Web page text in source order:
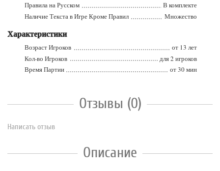
Правила на Русском
В комплекте
Наличие Текста в Игре Кроме Правил
Множество
Характеристики
Возраст Игроков
от 13 лет
Кол-во Игроков
для 2 игроков
Время Партии
от 30 мин
Отзывы (0)
Написать отзыв
Описание